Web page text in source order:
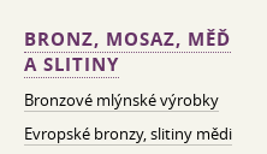
BRONZ, MOSAZ, MĚĎ
A SLITINY
Bronzové mlýnské výrobky
Evropské bronzy, slitiny mědi